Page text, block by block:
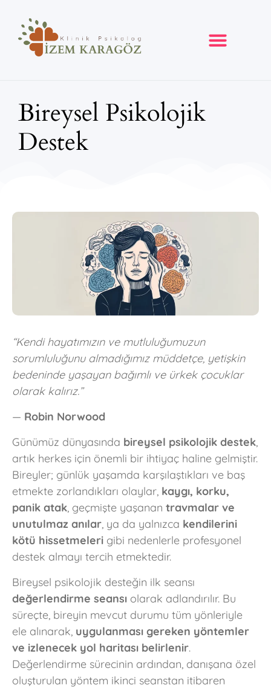
Bireysel Psikolojik
Destek
“Kendi hayatımızın ve mutluluğumuzun
sorumluluğunu almadığımız müddetçe, yetişkin
bedeninde yaşayan bağımlı ve ürkek çocuklar
olarak kalırız.”
— Robin Norwood
Günümüz dünyasında bireysel psikolojik destek,
artık herkes için önemli bir ihtiyaç haline gelmiştir.
Bireyler; günlük yaşamda karşılaştıkları ve baş
etmekte zorlandıkları olaylar, kaygı, korku,
panik atak, geçmişte yaşanan travmalar ve
unutulmaz anılar, ya da yalnızca kendilerini
kötü hissetmeleri gibi nedenlerle profesyonel
destek almayı tercih etmektedir.
Bireysel psikolojik desteğin ilk seansı
değerlendirme seansı olarak adlandırılır. Bu
süreçte, bireyin mevcut durumu tüm yönleriyle
ele alınarak, uygulanması gereken yöntemler
ve izlenecek yol haritası belirlenir.
Değerlendirme sürecinin ardından, danışana özel
oluşturulan yöntem ikinci seanstan itibaren